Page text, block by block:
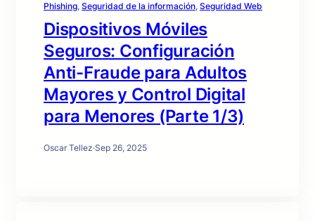
Phishing, Seguridad de la información, Seguridad Web
Dispositivos Móviles
Seguros: Configuración
Anti-Fraude para Adultos
Mayores y Control Digital
para Menores (Parte 1/3)
Oscar Tellez·Sep 26, 2025